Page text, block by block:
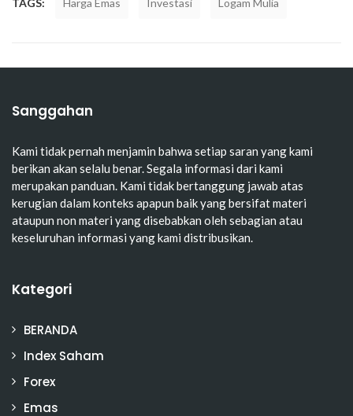
Sanggahan
Kami tidak pernah menjamin bahwa setiap saran yang kami
berikan akan selalu benar. Segala informasi dari kami
merupakan panduan. Kami tidak bertanggung jawab atas
kerugian dalam konteks apapun baik yang bersifat materi
ataupun non materi yang disebabkan oleh sebagian atau
keseluruhan informasi yang kami distribusikan.
Kategori
BERANDA
Index Saham
Forex
Emas